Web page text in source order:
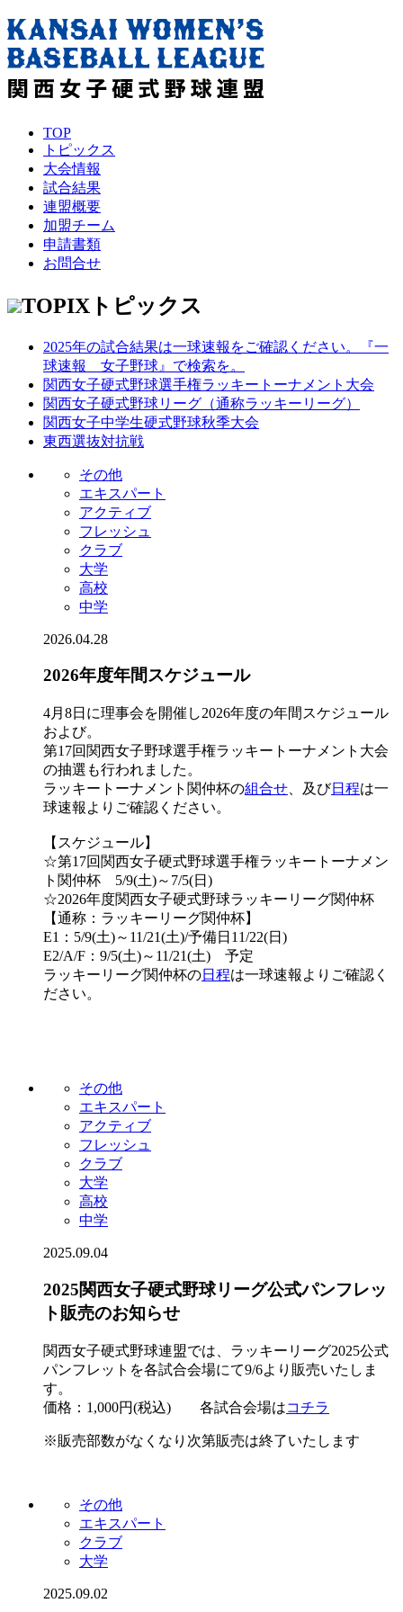
TOP
トピックス
大会情報
試合結果
連盟概要
加盟チーム
申請書類
お問合せ
TOPIX トピックス
2025年の試合結果は一球速報をご確認ください。『一
球速報 女子野球』で検索を。
関西女子硬式野球選手権ラッキートーナメント大会
関西女子硬式野球リーグ（通称ラッキーリーグ）
関西女子中学生硬式野球秋季大会
東西選抜対抗戦
その他
エキスパート
アクティブ
フレッシュ
クラブ
大学
高校
中学
2026.04.28
2026年度年間スケジュール
4月8日に理事会を開催し2026年度の年間スケジュール
および。
第17回関西女子野球選手権ラッキートーナメント大会
の抽選も行われました。
ラッキートーナメント関仲杯の組合せ 、及び日程は一
球速報よりご確認ください。
【スケジュール】
☆第17回関西女子硬式野球選手権ラッキートーナメン
ト関仲杯 5/9(土)～7/5(日)
☆2026年度関西女子硬式野球ラッキーリーグ関仲杯
【通称：ラッキーリーグ関仲杯】
E1：5/9(土)～11/21(土)/予備日11/22(日)
E2/A/F：9/5(土)～11/21(土) 予定
ラッキーリーグ関仲杯の日程は一球速報よりご確認く
ださい。
その他
エキスパート
アクティブ
フレッシュ
クラブ
大学
高校
中学
2025.09.04
2025関西女子硬式野球リーグ公式パンフレッ
ト販売のお知らせ
関西女子硬式野球連盟では、ラッキーリーグ2025公式
パンフレットを各試合会場にて9/6より販売いたしま
す。
価格：1,000円(税込) 各試合会場はコチラ
※販売部数がなくなり次第販売は終了いたします
その他
エキスパート
クラブ
大学
2025.09.02